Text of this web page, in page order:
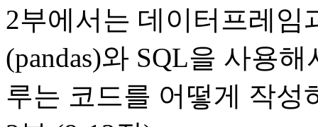
2부에서는 데이터프레임
(pandas)와 SQL을 사용
루는 코드를 어떻게 작성